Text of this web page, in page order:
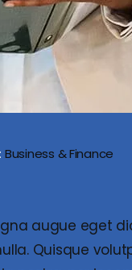
Business & Finance
augue eget
Quisque